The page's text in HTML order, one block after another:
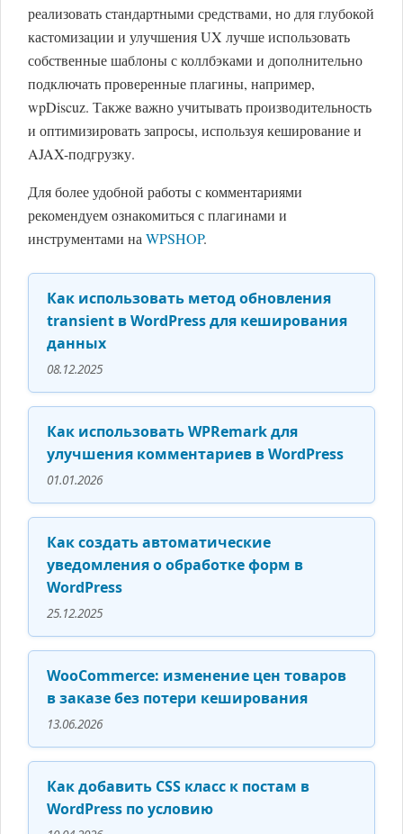
реализовать стандартными средствами, но для глубокой
кастомизации и улучшения UX лучше использовать
собственные шаблоны с коллбэками и дополнительно
подключать проверенные плагины, например,
wpDiscuz. Также важно учитывать производительность
и оптимизировать запросы, используя кеширование и
AJAX-подгрузку.
Для более удобной работы с комментариями
рекомендуем ознакомиться с плагинами и
инструментами на WPSHOP.
Как использовать метод обновления
transient в WordPress для кеширования
данных
08.12.2025
Как использовать WPRemark для
улучшения комментариев в WordPress
01.01.2026
Как создать автоматические
уведомления о обработке форм в
WordPress
25.12.2025
WooCommerce: изменение цен товаров
в заказе без потери кеширования
13.06.2026
Как добавить CSS класс к постам в
WordPress по условию